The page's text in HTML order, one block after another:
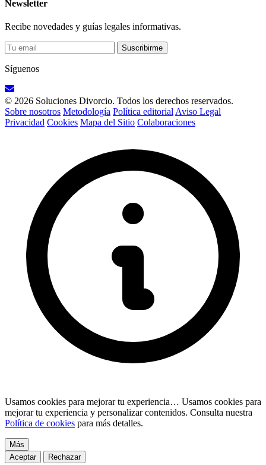
Newsletter
Recibe novedades y guías legales informativas.
Suscribirme
Síguenos
© 2026 Soluciones Divorcio. Todos los derechos reservados.
Sobre nosotros Metodología Política editorial Aviso Legal
Privacidad Cookies Mapa del Sitio Colaboraciones
Usamos cookies para mejorar tu experiencia… Usamos cookies para
mejorar tu experiencia y personalizar contenidos. Consulta nuestra
Política de cookies para más detalles.
Más
Aceptar
Rechazar